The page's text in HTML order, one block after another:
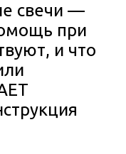
свечи —
при
и что